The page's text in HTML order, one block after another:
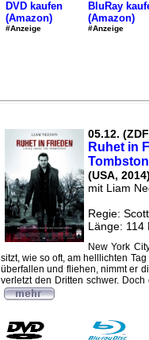
DVD kaufen
(Amazon)
#Anzeige
BluRay
(Amazon)
#Anzeige
05.12.
Ruhet in
(USA, 2014)
mit Liam
Regie:
Länge: 114
New York
sitzt, wie so oft, am helllichten
überfallen und fliehen, nimmt er
verletzt den Dritten schwer.